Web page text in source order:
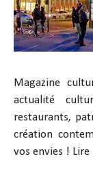
Magazine
actualité
restaurants,
création
vos envies !